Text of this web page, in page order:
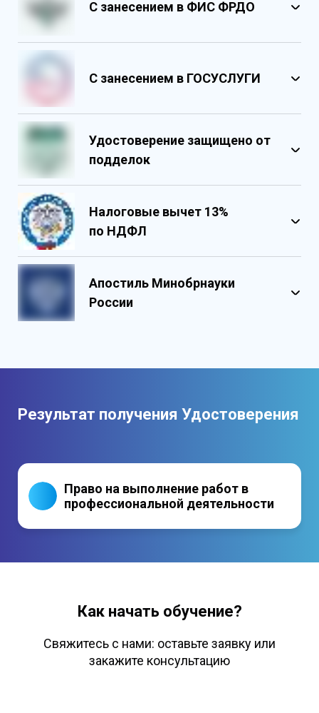
С занесением в ФИС ФРДО
С занесением в ГОСУСЛУГИ
Удостоверение защищено от
подделок
защиты
Государственными реестровыми
Персонализированный документ о
элементы защиты
Налоговые вычет 13%
по НДФЛ
Апостиль Минобрнауки
России
Результат получения Удостоверения
Право на выполнение работ в
профессиональной деятельности
Как начать обучение?
Свяжитесь с нами: оставьте заявку или
закажите консультацию